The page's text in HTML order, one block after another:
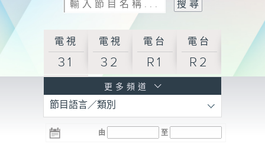
電視
31
電視
32
電台
R1
電台
R2
R3
電台 電台 電台
更多頻道
節目語言／類別
由 至